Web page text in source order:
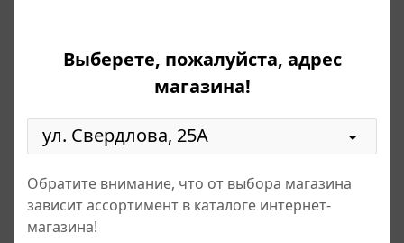
Выберете, пожалуйста, адрес
магазина!
Обратите внимание, что от выбора магазина
зависит ассортимент в каталоге интернет-
магазина!
свадеб, юбилеев и прочих торжественных
Кол-во
Цена